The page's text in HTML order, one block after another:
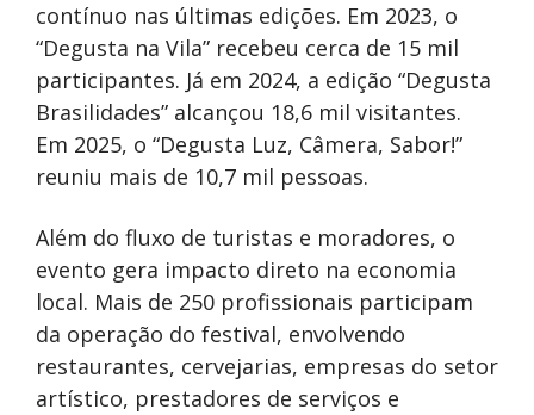
contínuo nas últimas edições. Em 2023, o
“Degusta na Vila” recebeu cerca de 15 mil
participantes. Já em 2024, a edição “Degusta
Brasilidades” alcançou 18,6 mil visitantes.
Em 2025, o “Degusta Luz, Câmera, Sabor!”
reuniu mais de 10,7 mil pessoas.
Além do fluxo de turistas e moradores, o
evento gera impacto direto na economia
local. Mais de 250 profissionais participam
da operação do festival, envolvendo
restaurantes, cervejarias, empresas do setor
artístico, prestadores de serviços e